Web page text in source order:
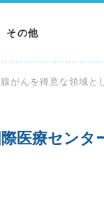
その他
がんを得意な領域と
医療センタ